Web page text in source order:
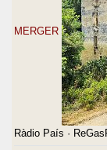
MERGER
Ràdio País ·